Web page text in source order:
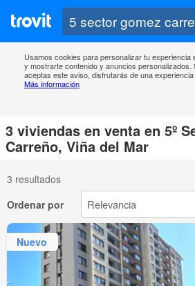
Usamos cookies para personalizar tu experiencia
y mostrarte contenido y anuncios personalizados.
aceptas este aviso, disfrutarás de una experiencia
Más información
3 viviendas en venta en 5º
Carreño, Viña del Mar
3 resultados
Ordenar por
Nuevo